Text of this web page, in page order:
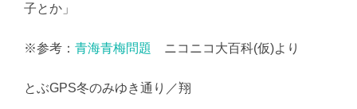
子とか」
※参考： 青海青梅問題 ニコニコ大百科(仮)より
とぶGPS冬のみゆき通り／翔